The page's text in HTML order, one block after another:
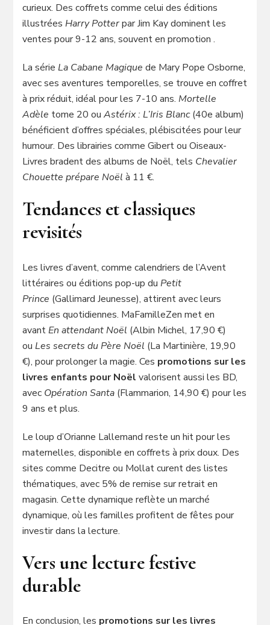
curieux. Des coffrets comme celui des éditions
illustréesHarry Potterpar Jim Kay dominent les
ventes pour 9-12 ans, souvent en promotion .
La sérieLa Cabane Magique de Mary Pope Osborne,
avec ses aventures temporelles, se trouve en coffret
à prix réduit, idéal pour les 7-10 ans. Mortelle
Adèle tome 20 ouAstérix : L’Iris Blanc(40e album)
bénéficient d’offres spéciales, plébiscitées pour leur
humour. Des librairies comme Gibert ou Oiseaux-
Livres bradent des albums de Noël, tels Chevalier
Chouette prépare Noël à 11 €.
Tendances et classiques
revisités
Les livres d’avent, comme calendriers de l’Avent
littéraires ou éditions pop-up duPetit
Prince (Gallimard Jeunesse), attirent avec leurs
surprises quotidiennes. MaFamilleZen met en
avantEn attendant Noël (Albin Michel, 17,90 €)
ouLes secrets du Père Noël (La Martinière, 19,90
€), pour prolonger la magie. Ces promotions sur les
livres enfants pour Noël valorisent aussi les BD,
avec Opération Santa (Flammarion, 14,90 €) pour les
9 ans et plus.
Le loup d’Orianne Lallemand reste un hit pour les
maternelles, disponible en coffrets à prix doux. Des
sites comme Decitre ou Mollat curent des listes
thématiques, avec 5% de remise sur retrait en
magasin. Cette dynamique reflète un marché
dynamique, où les familles profitent de fêtes pour
investir dans la lecture.
Vers une lecture festive
durable
En conclusion, les promotions sur les livres